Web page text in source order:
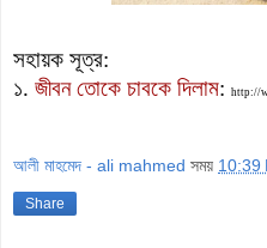
সহায়ক সূত্র:
১. জীবন তোকে চাবকে দিলাম: http://
আলী মাহমেদ - ali mahmed সময় 10:39
Share